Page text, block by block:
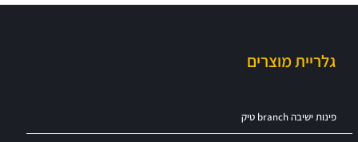
גלריית מוצרים
פינות ישיבה branch טיק